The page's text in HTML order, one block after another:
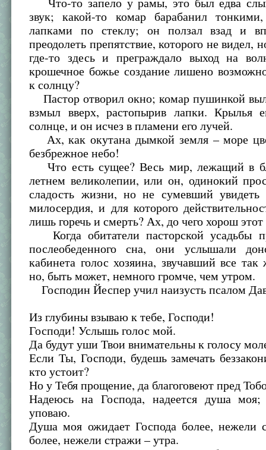
звук; какой-то комар барабанил
лапками по стеклу; он ползал взад и
преодолеть препятствие, которого не видел,
где-то здесь и преграждало выход на
крошечное божье создание лишено
к солнцу?
Пастор отворил окно; комар пушинкой
взмыл вверх, растопырив лапки. Крылья
солнце, и он исчез в пламени его лучей.
Ах, как окутана дымкой земля – море
безбрежное небо!
Что есть сущее? Весь мир, лежащий в
летнем великолепии, или он, одинокий
сладость жизни, но не сумевший увидеть
милосердия, и для которого
лишь горечь и смерть? Ах, до чего хорош
Когда обитатели пасторской усадьбы
послеобеденного сна, они услышали
кабинета голос хозяина, звучавший все
но, быть может, немного громче, чем утром.
Господин Йеспер учил наизусть псалом
Из глубины взываю к тебе, Господи!
Господи! Услышь голос мой.
Да будут уши Твои внимательны к голосу
Если Ты, Господи, будешь замечать
кто устоит?
Но у Тебя прощение, да благоговеют пред
Надеюсь на Господа, надеется душа
уповаю.
Душа моя ожидает Господа более, нежели
более, нежели стражи – утра.